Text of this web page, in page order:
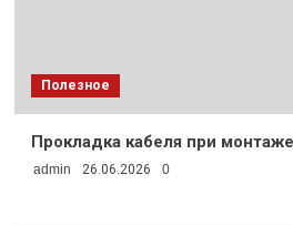
Полезное
Прокладка кабеля при
admin 26.06.2026 0